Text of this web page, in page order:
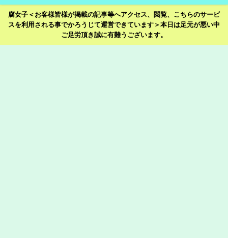
腐女子＜お客様皆様が掲載の記事等へアクセス、閲覧、こちらのサービ
スを利用される事でかろうじて運営できています＞本日は足元が悪い中
ご足労頂き誠に有難うございます。